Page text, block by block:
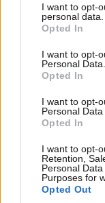
not limited to your
grant or deny
use your data for
consent section.
I want to opt-
personal data.
Opted In
I want to opt-
Personal Data.
Opted In
I want to opt-
Personal Data
Opted In
I want to opt-
Retention,
Personal
Purposes for
Opted Out
τοπικῆς ἀδελφῆς
τῆς Ρωσσικῆς
εὐαγγελικῆς
αἰῶνας καὶ
καὶ Θρησκειῶν
κατανοήσεως,
Θεωροῦμεν ὅτι
βαναύσως ἔτι